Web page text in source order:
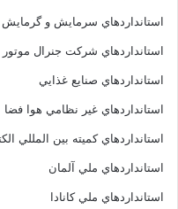
استانداردهاي سرمايش و گرمايش
استانداردهاي شرکت جنرال موتور
استانداردهاي صنايع غذايي
استانداردهاي غير نظامي هوا فضا
استانداردهاي کميته بين المللي
استانداردهاي ملي آلمان
استانداردهاي ملي کانادا